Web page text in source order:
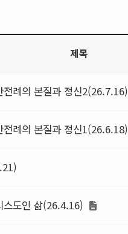
제목
전례의 본질과 정신2(26.7.16)
전례의 본질과 정신1(26.6.18)
스도인 삶(26.4.16)